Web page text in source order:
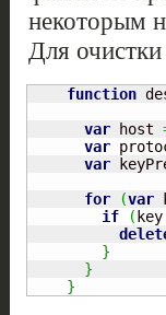
некоторым
Для
function
var host
var
var
for
(var
if
(
}
}
}